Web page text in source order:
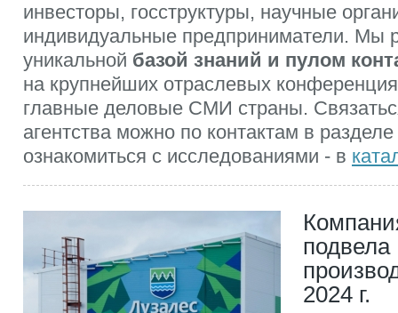
инвесторы, госструктуры, научные
индивидуальные предприниматели. Мы
уникальной базой знаний и пулом
на крупнейших отраслевых
главные деловые СМИ страны.
агентства можно по контактам в разделе
ознакомиться с исследованиями - в
подвела
2024 г.